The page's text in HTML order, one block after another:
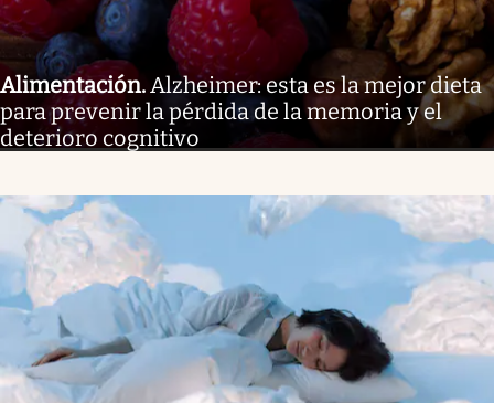
Alimentación. Alzheimer: esta es la mejor dieta
para prevenir la pérdida de la memoria y el
deterioro cognitivo